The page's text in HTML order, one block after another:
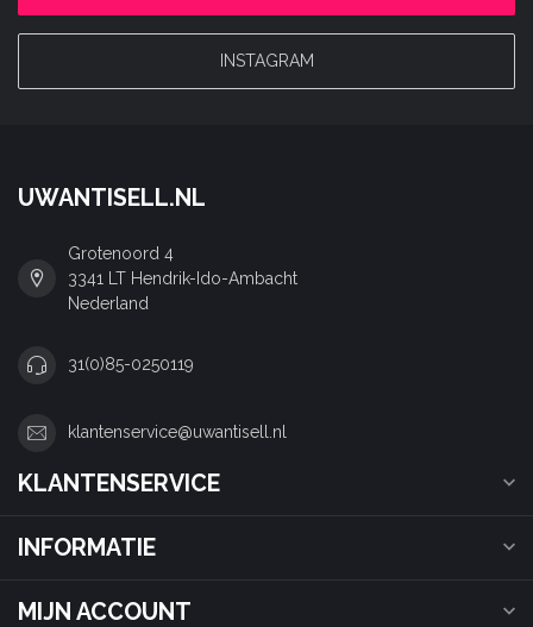
INSTAGRAM
UWANTISELL.NL
Grotenoord 4
3341 LT Hendrik-Ido-Ambacht
Nederland
31(0)85-0250119
klantenservice@uwantisell.nl
KLANTENSERVICE
INFORMATIE
MIJN ACCOUNT